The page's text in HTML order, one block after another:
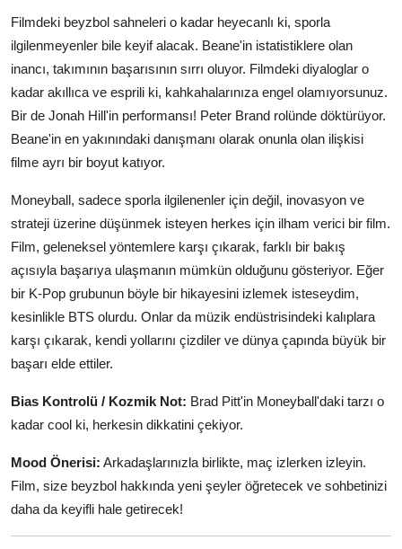
Filmdeki beyzbol sahneleri o kadar heyecanlı ki, sporla
ilgilenmeyenler bile keyif alacak. Beane'in istatistiklere olan
inancı, takımının başarısının sırrı oluyor. Filmdeki diyaloglar o
kadar akıllıca ve esprili ki, kahkahalarınıza engel olamıyorsunuz.
Bir de Jonah Hill'in performansı! Peter Brand rolünde döktürüyor.
Beane'in en yakınındaki danışmanı olarak onunla olan ilişkisi
filme ayrı bir boyut katıyor.
Moneyball, sadece sporla ilgilenenler için değil, inovasyon ve
strateji üzerine düşünmek isteyen herkes için ilham verici bir film.
Film, geleneksel yöntemlere karşı çıkarak, farklı bir bakış
açısıyla başarıya ulaşmanın mümkün olduğunu gösteriyor. Eğer
bir K-Pop grubunun böyle bir hikayesini izlemek isteseydim,
kesinlikle BTS olurdu. Onlar da müzik endüstrisindeki kalıplara
karşı çıkarak, kendi yollarını çizdiler ve dünya çapında büyük bir
başarı elde ettiler.
Bias Kontrolü / Kozmik Not: Brad Pitt'in Moneyball'daki tarzı o
kadar cool ki, herkesin dikkatini çekiyor.
Mood Önerisi: Arkadaşlarınızla birlikte, maç izlerken izleyin.
Film, size beyzbol hakkında yeni şeyler öğretecek ve sohbetinizi
daha da keyifli hale getirecek!